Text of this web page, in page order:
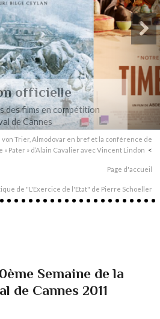
officielle
des films en compétition
de Cannes
Trier, Almodovar en bref et la conférence de
« Pater » d’Alain Cavalier avec Vincent Lindon
Page d'accueil
de "L'Exercice de l'Etat" de Pierre Schoeller
Semaine de la
de Cannes 2011